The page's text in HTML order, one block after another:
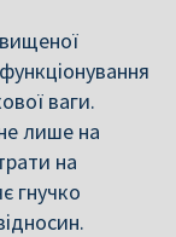
ваги.
лише на
на
гнучко